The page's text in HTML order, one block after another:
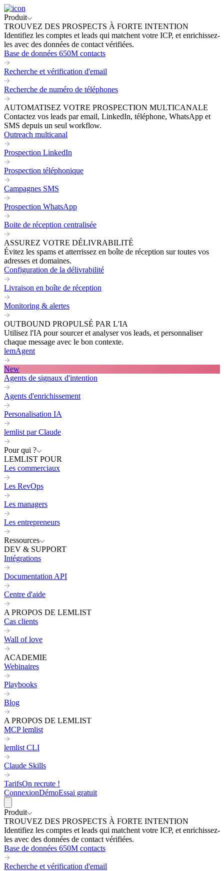
Produit
TROUVEZ DES PROSPECTS À FORTE INTENTION
Identifiez les comptes et leads qui matchent votre ICP, et enrichissez-
les avec des données de contact vérifiées.
Base de données 650M contacts
Recherche et vérification d'email
Recherche de numéro de téléphones
AUTOMATISEZ VOTRE PROSPECTION MULTICANALE
Contactez vos leads par email, LinkedIn, téléphone, WhatsApp et
SMS depuis un seul workflow.
Outreach multicanal
Prospection LinkedIn
Prospection téléphonique
Campagnes SMS
Prospection WhatsApp
Boite de réception centralisée
ASSUREZ VOTRE DÉLIVRABILITÉ
Évitez les spams et atterrissez en boîte de réception sur toutes vos
adresses et domaines.
Configuration de la délivrabilité
Livraison en boîte de réception
Monitoring & alertes
OUTBOUND PROPULSÉ PAR L'IA
Utilisez l'IA pour sourcer et analyser vos leads, et personnaliser
chaque message avec le bon contexte.
lemAgent
New
Agents de signaux d'intention
Agents d'enrichissement
Personalisation IA
lemlist par Claude
Pour qui ?
LEMLIST POUR
Les commerciaux
Les RevOps
Les managers
Les entrepreneurs
Ressources
DEV & SUPPORT
Intégrations
Documentation API
Centre d'aide
A PROPOS DE LEMLIST
Cas clients
Wall of love
ACADEMIE
Webinaires
Playbooks
Blog
A PROPOS DE LEMLIST
MCP lemlist
lemlist CLI
Claude Skills
TarifsOn recrute !
ConnexionDémoEssai gratuit
Produit
TROUVEZ DES PROSPECTS À FORTE INTENTION
Identifiez les comptes et leads qui matchent votre ICP, et enrichissez-
les avec des données de contact vérifiées.
Base de données 650M contacts
Recherche et vérification d'email